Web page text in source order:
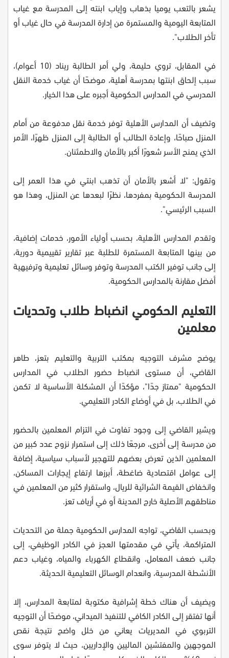
يشعر بالتعب يوميا بذهاب وإياب ابنته إلى المدرسة مع غياب
المتابعة اليومية والمستمرة من إدارة المدرسة في حال غياب أو
تأخر الطلاب".
في المقابل، تروي حليمة، ولي أمر الطالبة ريناد (10 أعوام)،
سبب إلحاق ابنتها بمدرسة أهلية، موضحًا أن غياب خدمة النقل
المدرسي في المدارس الحكومية أجبره على هذا الخيار.
وتضيف أن المدارس الأهلية توفر خدمة نقل مدفوعة من أمام
المنزل صباحًا، وإعادة الطالب أو الطالبة إلى المنزل ظهرًا، الأمر
الذي يمنح الأسر شعورًا أكبر بالأمان والاطمئنان.
وتقول: "لا أشعر بالأمان أن تذهب ابنتي في هذا العمر إلى
المدرسة الحكومية بمفردها، نظرًا لبعدها عن المنزل، وهذا هو
السبب الرئيسي".
وتقدم المدارس الأهلية، بحسب أولياء الأمور، خدمات إضافية،
من بينها المتابعة المستمرة للطلبة عبر تقارير تقييمية دورية،
إلى جانب توفير الكتب المدرسة وتوفر وسائل تعليمية وترفيهية
أفضل مقارنة بالمدارس الحكومية.
التعليم الحكومي انضباط طلاب وتحديات
معلمين
يوضح مشرف التوجيه بمكتب التربية والتعليم بتعز، طاهر
القاضي، أن مستوى انضباط حضور الطلاب في المدارس
الحكومية "ممتاز جدًا"، مؤكدًا أن المشكلة الأساسية لا تكمن
في الطلاب، بل في أوضاع الكادر التعليمي.
ويشير القاضي إلى وجود تفاوت في التزام المعلمين بالحضور
من مدرسة إلى أخرى، مرجعًا ذلك إلى استمرار نزوح عدد كبير من
المعلمين الذين تعرض بعضهم للتهجير لأسباب سياسية، إضافة
إلى عوامل اقتصادية ضاغطة، أبرزها ارتفاع إيجارات المساكن،
وانخفاض القيمة الشرائية للريال، واستقرار كثير من المعلمين في
مناطقهم الأصلية خارج المدينة أو في أرياف تعز.
وبحسب القاضي، تواجه المدارس الحكومية جملة من التحديات
المتراكمة، يأتي في مقدمتها العجز في الكادر الوظيفي، إلى
جانب ضعف المعامل، وانقطاع الكهرباء والمياه، وغياب دعم
الأنشطة المدرسية، وانعدام الوسائل التعليمية الحديثة.
ويضيف أن هناك خطة إشرافية مكتوبة لمتابعة المدارس، إلا
أنها تفتقر إلى الكادر الكافي للتنفيذ الميداني، موضحًا أن التوجيه
التربوي في المديريات يعاني من خلل واضح نتيجة نقص
الموجهين والمفتشين الماليين والإداريين، حيث لا يتوفر سوى